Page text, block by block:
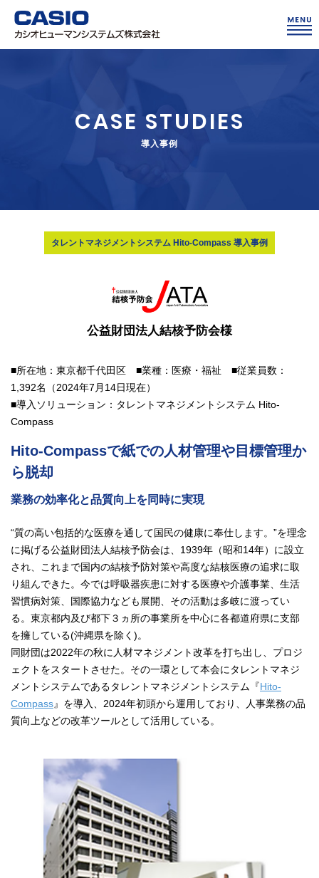
CASE STUDIES
導入事例
タレントマネジメントシステム Hito-Compass 導入事例
公益財団法人結核予防会様
■所在地：東京都千代田区 ■業種：医療・福祉 ■従業員数：
1,392名（2024年7月14日現在）
■導入ソリューション：タレントマネジメントシステム Hito-
Compass
Hito-Compassで紙での人材管理や目標管理か
ら脱却
業務の効率化と品質向上を同時に実現
“質の高い包括的な医療を通して国民の健康に奉仕します。”を理念
に掲げる公益財団法人結核予防会は、1939年（昭和14年）に設立
され、これまで国内の結核予防対策や高度な結核医療の追求に取
り組んできた。今では呼吸器疾患に対する医療や介護事業、生活
習慣病対策、国際協力なども展開、その活動は多岐に渡ってい
る。東京都内及び都下３ヵ所の事業所を中心に各都道府県に支部
を擁している(沖縄県を除く)。
同財団は2022年の秋に人材マネジメント改革を打ち出し、プロジ
ェクトをスタートさせた。その一環として本会にタレントマネジ
メントシステムであるタレントマネジメントシステム『Hito-
Compass』を導入、2024年初頭から運用しており、人事業務の品
質向上などの改革ツールとして活用している。